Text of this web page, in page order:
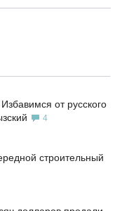
от русского
4
строительный